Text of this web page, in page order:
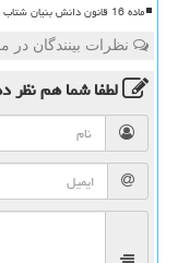
ماده 16 قانون دانش بنیان شتاب دهنده تجدیدپذیرها و بازار سبز ایران
نظرات بینندگان در
لطفا شما همنظر